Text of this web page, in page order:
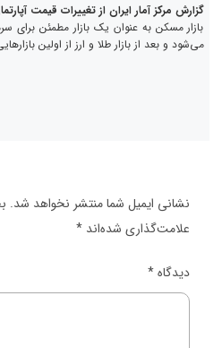
گزارش مرکز آمار ایران از تغییرات قیمت
بازار مسکن به عنوان یک بازار مطمئن برای
می‌شود و بعد از بازار طلا و ارز از اولین
نشانی ایمیل شما منتشر نخواهد شد.
علامت‌گذاری شده‌اند *
دیدگاه*